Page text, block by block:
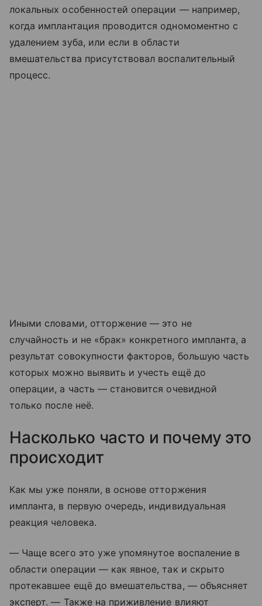
локальных особенностей операции — например,
когда имплантация проводится одномоментно с
удалением зуба, или если в области
вмешательства присутствовал воспалительный
процесс.
Иными словами, отторжение — это не
случайность и не «брак» конкретного импланта, а
результат совокупности факторов, большую часть
которых можно выявить и учесть ещё до
операции, а часть — становится очевидной
только после неё.
Насколько часто и почему это
происходит
Как мы уже поняли, в основе отторжения
импланта, в первую очередь, индивидуальная
реакция человека.
— Чаще всего это уже упомянутое воспаление в
области операции — как явное, так и скрыто
протекавшее ещё до вмешательства, — объясняет
эксперт. — Также на приживление влияют